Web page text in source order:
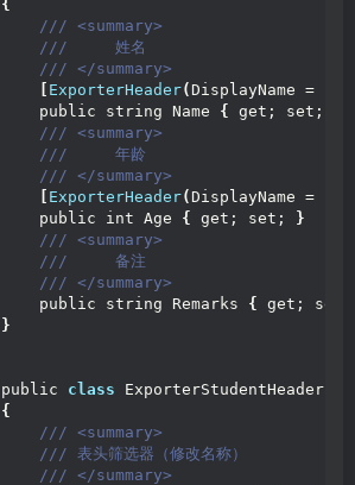
{
/// <summary>
///     姓名
/// </summary>
ExporterHeader(DisplayName =
public string Name
{ get; set;
/// <summary>
///     年龄
/// </summary>
ExporterHeader(DisplayName =
public int Age
{ get; set;
}
/// <summary>
///     备注
/// </summary>
public string Remarks
{
get;
}
class
{
/// <summary>
/// 表头筛选器（修改名称）
/// </summary>